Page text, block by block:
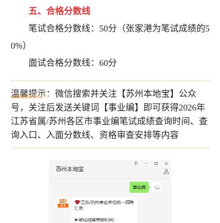
五、合格分数线
笔试合格分数线：50分（张家港为笔试成绩的5
0%）
面试合格分数线：60分
温馨提示：微信搜索并关注【苏州本地宝】公众
号，关注后发送关键词【事业编】即可获得2026年
江苏省属/苏州各区市事业编笔试成绩查询时间、查
询入口、入面分数线、资格审查安排等内容